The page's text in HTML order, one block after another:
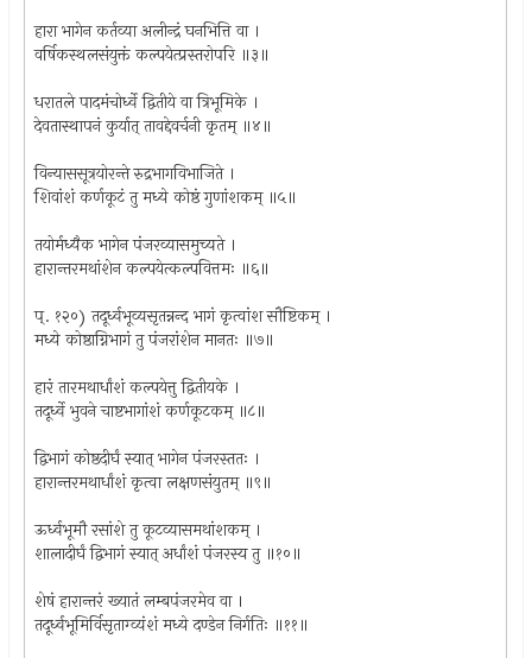
हारा भागेन कर्तव्या अलीन्द्रं घनभित्ति वा ।
वर्षिकस्थलसंयुक्तं कल्पयेत्प्रस्तरोपरि ॥३॥
धरातले पादमंचोर्ध्वे द्वितीये वा त्रिभूमिके ।
देवतास्थापनं कुर्यात् तावद्देवर्चनी कृतम् ॥४॥
विन्याससूत्रयोरन्ते रुद्रभागविभाजिते ।
शिवांशं कर्णकूटं तु मध्ये कोष्ठं गुणांशकम् ॥५॥
तयोर्मध्यैक भागेन पंजरव्यासमुच्यते ।
हारान्तरमथांशेन कल्पयेत्कल्पवित्तमः ॥६॥
प्. १२०) तदूर्ध्वभूव्यसृतन्नन्द भागं कृत्वांश सौष्टिकम् ।
मध्ये कोष्ठाग्निभागं तु पंजरांशेन मानतः ॥७॥
हारं तारमथार्धांशं कल्पयेत्तु द्वितीयके ।
तदूर्ध्वे भुवने चाष्टभागांशं कर्णकूटकम् ॥८॥
द्विभागं कोष्ठदीर्घं स्यात् भागेन पंजरस्ततः ।
हारान्तरमथार्धांशं कृत्वा लक्षणसंयुतम् ॥९॥
ऊर्ध्वभूमौ रसांशे तु कूटव्यासमथांशकम् ।
शालादीर्घं द्विभागं स्यात् अर्धांशं पंजरस्य तु ॥१०॥
शेषं हारान्तरं ख्यातं लम्बपंजरमेव वा ।
तदूर्ध्वभूमिर्विसृताग्व्यंशं मध्ये दण्डेन निर्गतिः ॥११॥